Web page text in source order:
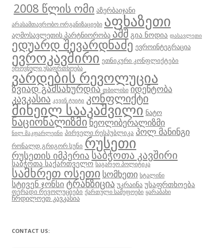
2008 წლის ომი აზერბაიჯანი
არასამთავრობო ორგანიზაციები აფხაზეთი
აღმოსავლეთის პარტნიორობა აშშ გია ნოდია დასავლეთი
ედუარდ შევარდნაძე ევროინტეგრაცია
ევროკავშირი ეთნიკური კონფლიქტები
ეროვნული უსაფრთხოება
ვარდების რევოლუცია
ზვიად გამსახურდია თბილისი იდენტობა
კავკასია კევინ ტუიტი კონფლიქტი
მიხეილ სააკაშვილი ნატო
ნაციონალიზმინეოლიბერალიზმი
ნილ მაკფარლეინი პირველი რესპუბლიკა პოლ მანინგი
რონალდ გრიგორ სუნი რუსეთი
რუსეთის იმპერია საბჭოთა კავშირი
საბჭოთა საქართველო საგარეო პოლიტიკა
სამხრეთ ოსეთი სომხეთი სტალინი
სტივენ ჯონსი ტრანზიცია უკრაინა უსაფრთხოება
ფერადი რევოლუციები ქართული სამეფოები ყარაბახი
ჩრდილოეთ კავკასია
CONTACT US: